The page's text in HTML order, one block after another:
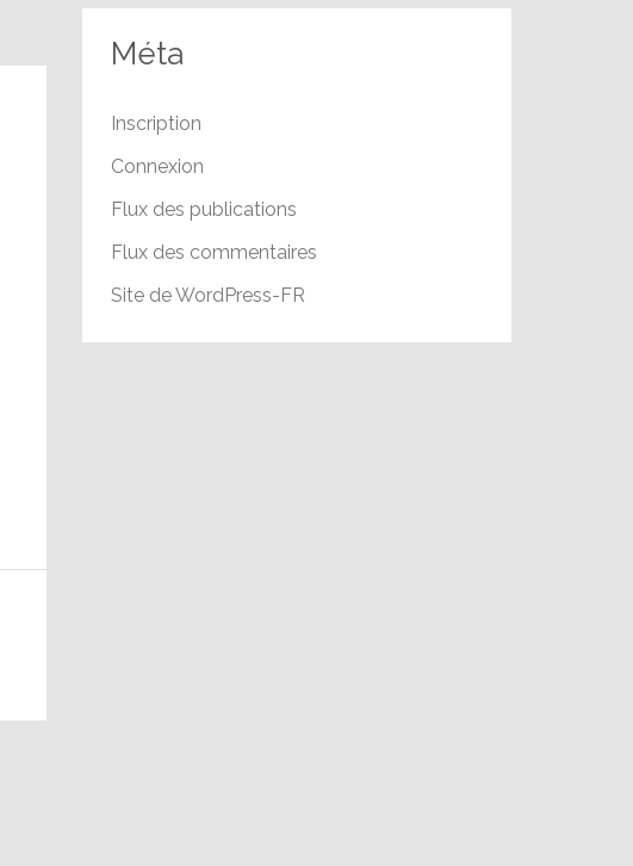
Méta
Inscription
Connexion
Flux des publications
Flux des commentaires
Site de WordPress-FR